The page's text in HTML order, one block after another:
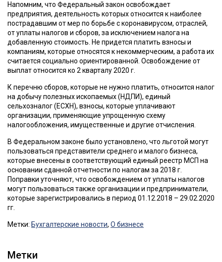
Напомним, что Федеральный закон освобождает
предприятия, деятельность которых относится к наиболее
пострадавшим от мер по борьбе с коронавирусом, отраслей,
от уплаты налогов и сборов, за исключением налога на
добавленную стоимость. Не придется платить взносы и
компаниям, которые относятся к некоммерческим, а работа их
считается социально ориентированной. Освобождение от
выплат относится ко 2 кварталу 2020 г.
К перечню сборов, которые не нужно платить, относится налог
на добычу полезных ископаемых (НДПИ), единый
сельхозналог (ЕСХН), взносы, которые уплачивают
организации, применяющие упрощенную схему
налогообложения, имущественные и другие отчисления.
В Федеральном законе было установлено, что льготой могут
пользоваться представители среднего и малого бизнеса,
которые внесены в соответствующий единый реестр МСП на
основании сданной отчетности по налогам за 2018 г.
Поправки уточняют, что освобождением от уплаты налогов
могут пользоваться также организации и предприниматели,
которые зарегистрировались в период 01.12.2018 – 29.02.2020
гг.
Метки: Бухгалтерские новости, О бизнесе
Метки